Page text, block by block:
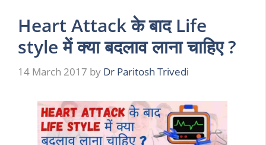
Heart Attack के बाद Life
style में क्या बदलाव लाना चाहिए ?
14 March 2017 by Dr Paritosh Trivedi